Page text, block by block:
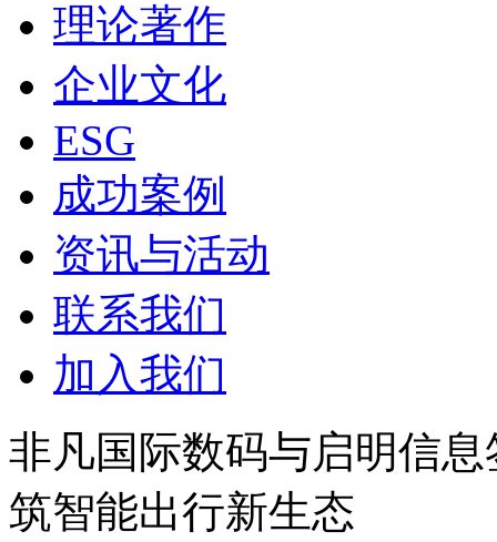
理论著作
企业文化
ESG
成功案例
资讯与活动
联系我们
加入我们
非凡国际数码与启明信息
筑智能出行新生态